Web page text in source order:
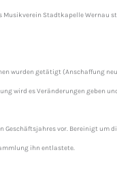
Musikverein Stadtkapelle
wurden getätigt (Anschaffung
wird es Veränderungen geben
vor. Bereinigt
ihn entlastete.